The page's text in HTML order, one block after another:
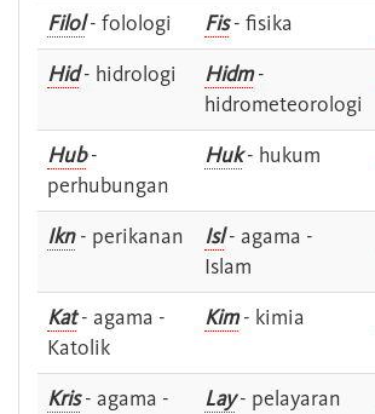
Filol- folologi Fis- fisika
Hid- hidrologi Hidm-
hidrometeorologi
Hub-
perhubungan
Huk- hukum
Ikn- perikanan Isl- agama -
Islam
Kat- agama -
Katolik
Kim- kimia
Kris- agama -
Lay- pelayaran